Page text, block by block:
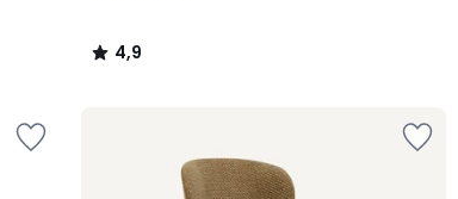
4,9
/